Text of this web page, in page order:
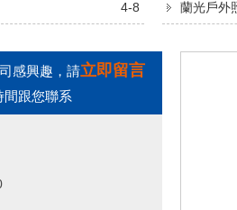
來，每
4-8 蘭光戶外
感興趣，請立即留言
間跟您聯系